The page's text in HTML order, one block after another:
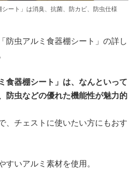
ート」は消臭、抗菌、防カビ、防虫仕様
防虫アルミ食器棚シート」の詳し
食器棚シート」は、なんといって
防虫などの優れた機能性が魅力的
、チェストに使いたい方にもおす
すいアルミ素材を使用。